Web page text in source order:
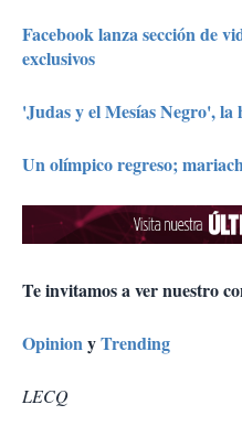
Facebook lanza sección de
exclusivos
'Judas y el Mesías Negro',
Un olímpico regreso;
Te invitamos a ver nuestro
OpinionyTrending
LECQ